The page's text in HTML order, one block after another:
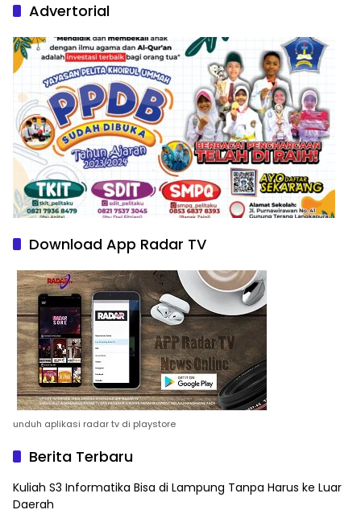
Advertorial
Download App Radar TV
unduh aplikasi radar tv di playstore
Berita Terbaru
Kuliah S3 Informatika Bisa di Lampung Tanpa Harus ke Luar
Daerah